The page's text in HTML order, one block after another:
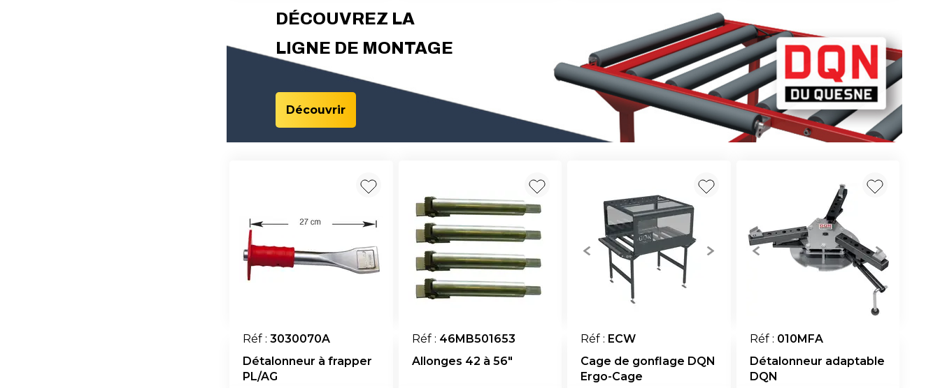
DÉCOUVREZ LA
LIGNE DE MONTAGE
Découvrir
Réf : 3030070A
Détalonneur à frapper
PL/AG
Réf : 46MB501653
Allonges 42 à 56"
Réf : ECW
Cage de gonflage DQN
Ergo-Cage
Réf : 010MFA
Détalonneur adaptable
DQN